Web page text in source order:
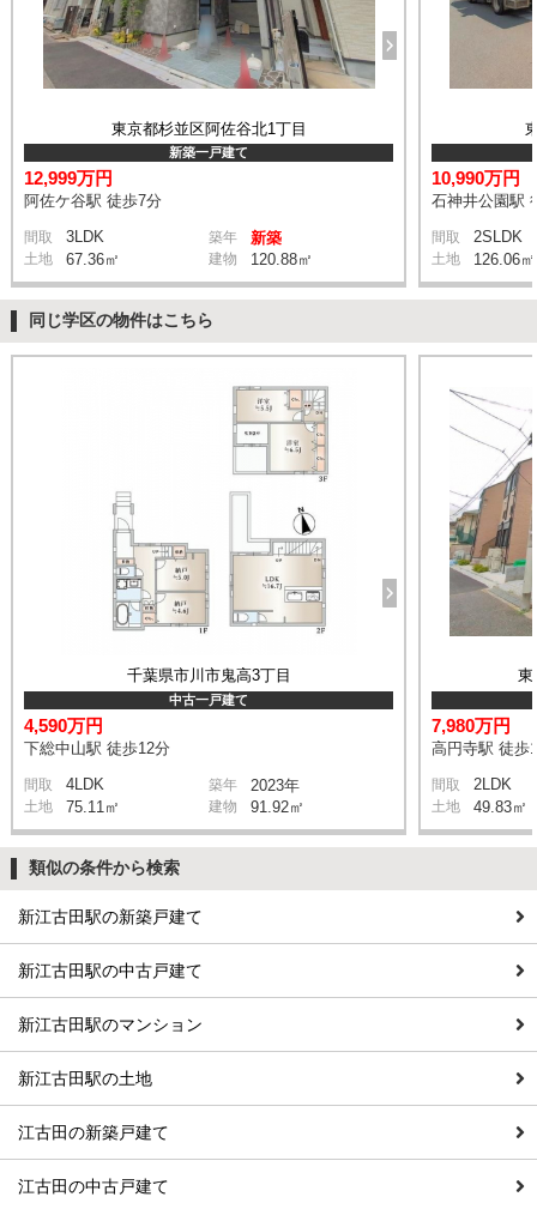
東京都杉並区阿佐谷北1丁目
新築一戸建て
12,999万円
阿佐ケ谷駅 徒歩7分
間取 3LDK 築年 新築
土地 67.36㎡ 建物 120.88㎡
10,990万円
石神井公園駅
間取 2SLDK
土地 126.06㎡
同じ学区の物件はこちら
千葉県市川市鬼高3丁目
中古一戸建て
4,590万円
下総中山駅 徒歩12分
間取 4LDK 築年 2023年
土地 75.11㎡ 建物 91.92㎡
東
7,980万円
高円寺駅 徒歩
間取 2LDK
土地 49.83㎡
類似の条件から検索
新江古田駅の新築戸建て
新江古田駅の中古戸建て
新江古田駅のマンション
新江古田駅の土地
江古田の新築戸建て
江古田の中古戸建て